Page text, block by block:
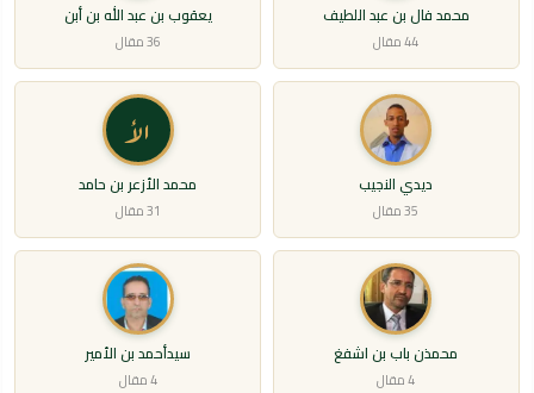
محمد فال بن عبد اللطيف
44 مقال
يعقوب بن عبد الله بن أبن
36 مقال
ديدي النجيب
35 مقال
الأ
محمد الأزعر بن حامد
31 مقال
محمذن باب بن اشفغ
4 مقال
سيدأحمد بن الأمير
4 مقال